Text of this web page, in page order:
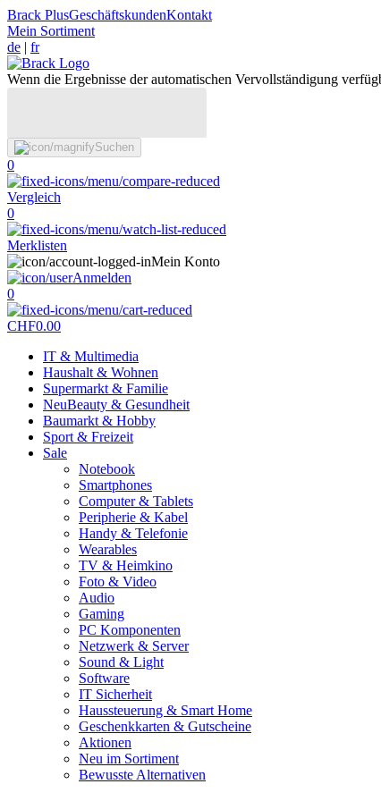
Brack PlusGeschäftskundenKontakt
Mein Sortiment
de | fr
Wenn die Ergebnisse der automatischen Vervollständigung
Suchen
0
Vergleich
0
Merklisten
Mein Konto
Anmelden
0
CHF0.00
IT & Multimedia
Haushalt & Wohnen
Supermarkt & Familie
NeuBeauty & Gesundheit
Baumarkt & Hobby
Sport & Freizeit
Sale
Notebook
Smartphones
Computer & Tablets
Peripherie & Kabel
Handy & Telefonie
Wearables
TV & Heimkino
Foto & Video
Audio
Gaming
PC Komponenten
Netzwerk & Server
Sound & Light
Software
IT Sicherheit
Haussteuerung & Smart Home
Geschenkkarten & Gutscheine
Aktionen
Neu im Sortiment
Bewusste Alternativen